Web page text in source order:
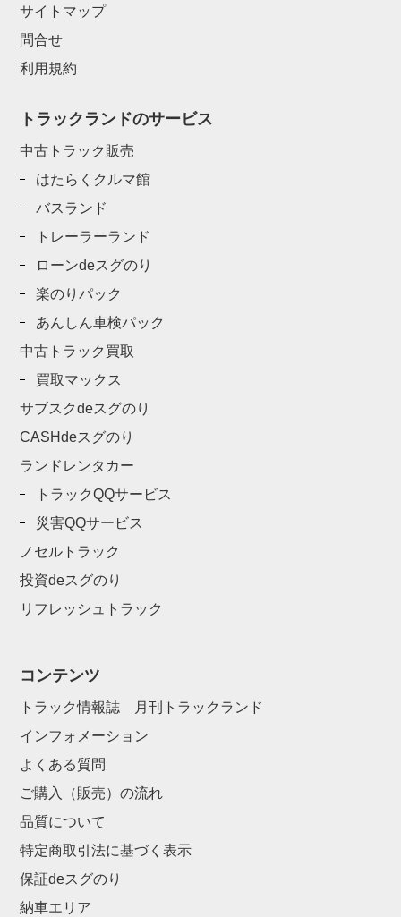
サイトマップ
問合せ
利用規約
トラックランドのサービス
中古トラック販売
はたらくクルマ館
バスランド
トレーラーランド
ローンdeスグのり
楽のりパック
あんしん車検パック
中古トラック買取
買取マックス
サブスクdeスグのり
CASHdeスグのり
ランドレンタカー
トラックQQサービス
災害QQサービス
ノセルトラック
投資deスグのり
リフレッシュトラック
コンテンツ
トラック情報誌 月刊トラックランド
インフォメーション
よくある質問
ご購入（販売）の流れ
品質について
特定商取引法に基づく表示
保証deスグのり
納車エリア